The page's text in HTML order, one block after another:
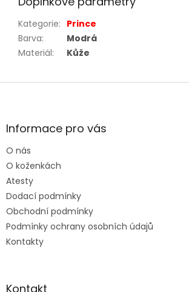
Kategorie: Prince
Barva:
Modrá
Materiál: Kůže
Z
aInformace pro vás
O nás
O koženkách
Atesty
Dodací podmínky
Obchodní podmínky
Podmínky ochrany osobních údajů
Kontakty
Kontakt